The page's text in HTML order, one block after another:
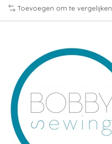
Toevoegen om te vergelijken